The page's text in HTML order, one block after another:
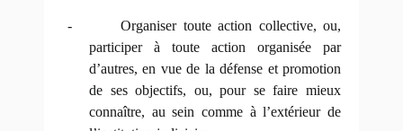
-
Organiser toute action collective, ou,
participer à toute action organisée par
d’autres, en vue de la défense et promotion
de ses objectifs, ou, pour se faire mieux
connaître, au sein comme à l’extérieur de